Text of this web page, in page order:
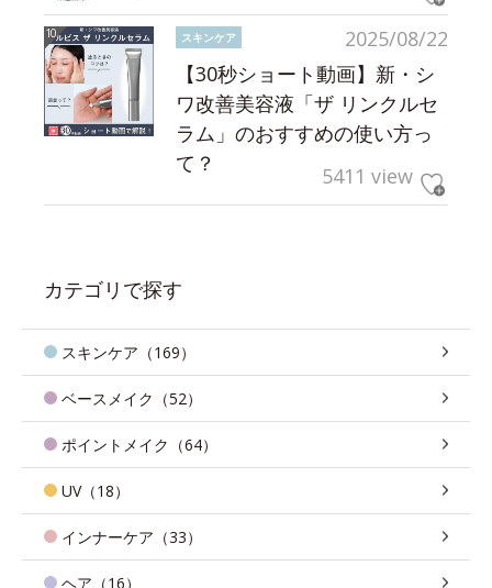
2025/08/22
スキンケア
【30秒ショート動画】新・シ
ワ改善美容液「ザ リンクルセ
ラム」のおすすめの使い方っ
て？
5411 view
カテゴリで探す
スキンケア（169）
ベースメイク（52）
ポイントメイク（64）
UV（18）
インナーケア（33）
ヘア（16）